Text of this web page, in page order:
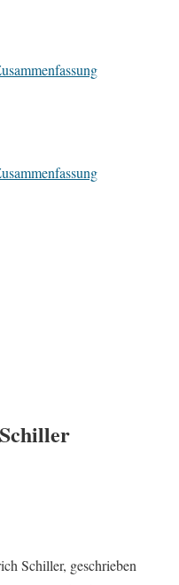
Schiller, geschrieben